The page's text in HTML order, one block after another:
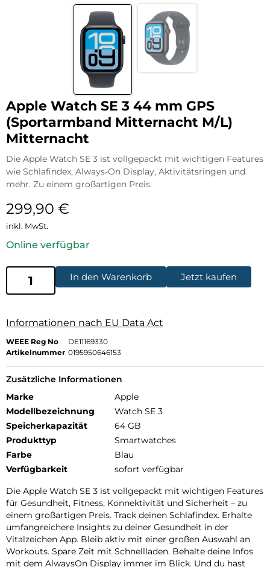
Apple Watch SE 3 44 mm GPS
(Sportarmband Mitternacht M/L)
Mitternacht
Die Apple Watch SE 3 ist vollgepackt mit wichtigen Features
wie Schlafindex, Always-On Display, Aktivitätsringen und
mehr. Zu einem großartigen Preis.
299,90 €
inkl. MwSt.
Online verfügbar
In den Warenkorb Jetzt kaufen
Informationen nach EU Data Act
WEEE Reg No
DE11169330
Artikelnummer 0195950646153
Zusätzliche Informationen
Marke
Apple
Modellbezeichnung
Watch SE 3
Speicherkapazität
64 GB
Produkttyp
Smartwatches
Farbe
Blau
Verfügbarkeit
sofort verfügbar
Die Apple Watch SE 3 ist vollgepackt mit wichtigen Features
für Gesundheit, Fitness, Konnektivität und Sicherheit – zu
einem großartigen Preis. Track deinen Schlafindex. Erhalte
umfangreichere Insights zu deiner Gesundheit in der
Vitalzeichen App. Bleib aktiv mit einer großen Auswahl an
Workouts. Spare Zeit mit Schnellladen. Behalte deine Infos
mit dem AlwaysOn Display immer im Blick. Und du hast